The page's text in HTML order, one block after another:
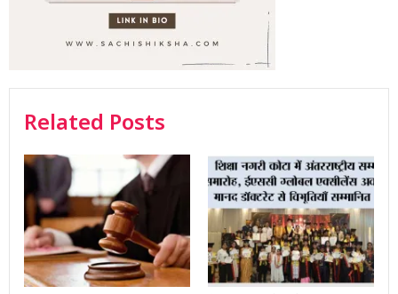
Related Posts